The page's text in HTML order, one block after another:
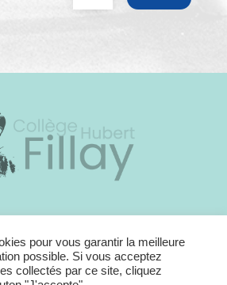
Candy – 41 250 Bracieux
:02 54 46 41 32
orleans-tours.fr
pour vous garantir la meilleure
possible. Si vous acceptez
collectés par ce site, cliquez